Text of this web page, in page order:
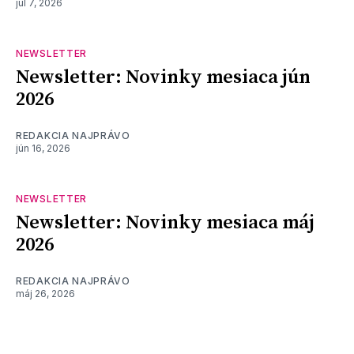
júl 7, 2026
NEWSLETTER
Newsletter: Novinky mesiaca jún
2026
REDAKCIA NAJPRÁVO
jún 16, 2026
NEWSLETTER
Newsletter: Novinky mesiaca máj
2026
REDAKCIA NAJPRÁVO
máj 26, 2026